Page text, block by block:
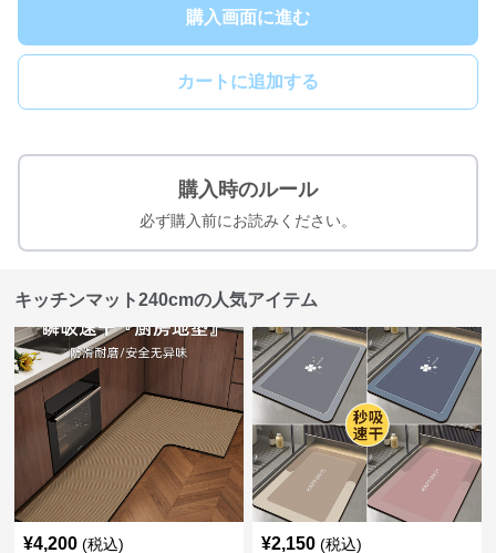
購入画面に進む
カートに追加する
購入時のルール
必ず購入前にお読みください。
キッチンマット240cmの人気アイテム
¥4,200 (税込) ¥2,150 (税込)